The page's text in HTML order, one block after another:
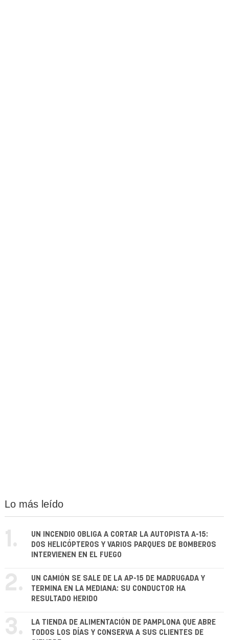
Lo más leído
1.
UN INCENDIO OBLIGA A CORTAR LA AUTOPISTA A-15:
DOS HELICÓPTEROS Y VARIOS PARQUES DE BOMBEROS
INTERVIENEN EN EL FUEGO
2.
UN CAMIÓN SE SALE DE LA AP-15 DE MADRUGADA Y
TERMINA EN LA MEDIANA: SU CONDUCTOR HA
RESULTADO HERIDO
3.
LA TIENDA DE ALIMENTACIÓN DE PAMPLONA QUE ABRE
TODOS LOS DÍAS Y CONSERVA A SUS CLIENTES DE